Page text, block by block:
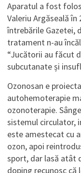
Aparatul a fost
Valeriu Argăseală
întrebările Gazetei,
tratament n-au
“Jucătorii au făcut
subcutanate și
Ozonosan e
autohemoterapie
ozonoterapie.
sistemul circulator,
este amestecat cu
ozon, apoi
sport, dar lasă atât
doping recunosc că